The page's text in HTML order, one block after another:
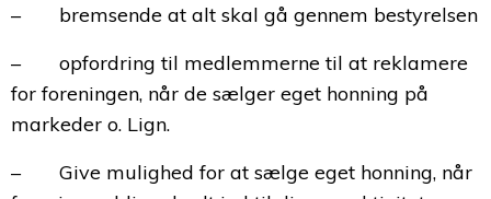
– bremsende at alt skal gå gennem bestyrelsen
– opfordring til medlemmerne til at reklamere
for foreningen, når de sælger eget honning på
markeder o. Lign.
– Give mulighed for at sælge eget honning, når